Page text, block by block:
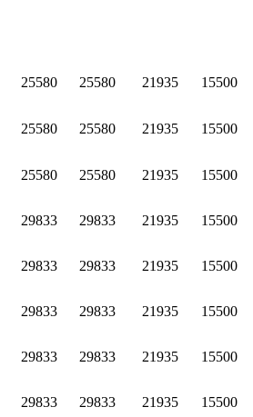
25580 25580 21935 15500
25580 25580 21935 15500
25580 25580 21935 15500
29833 29833 21935 15500
29833 29833 21935 15500
29833 29833 21935 15500
29833 29833 21935 15500
29833 29833 21935 15500